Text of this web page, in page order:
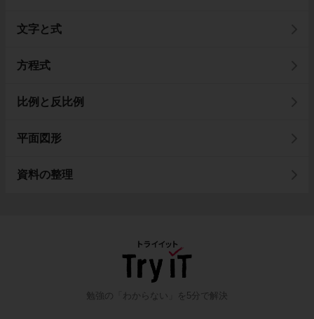
文字と式
方程式
比例と反比例
平面図形
資料の整理
勉強の「わからない」を5分で解決